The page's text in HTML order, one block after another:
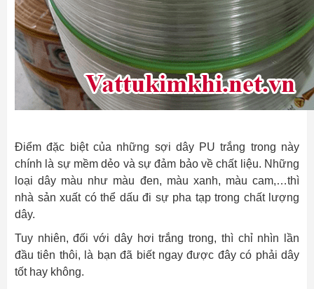
Điểm đặc biệt của những sợi dây PU trắng trong này
chính là sự mềm dẻo và sự đảm bảo về chất liệu. Những
loại dây màu như màu đen, màu xanh, màu cam,…thì
nhà sản xuất có thể dấu đi sự pha tạp trong chất lượng
dây.
Tuy nhiên, đối với dây hơi trắng trong, thì chỉ nhìn lần
đầu tiên thôi, là bạn đã biết ngay được đây có phải dây
tốt hay không.